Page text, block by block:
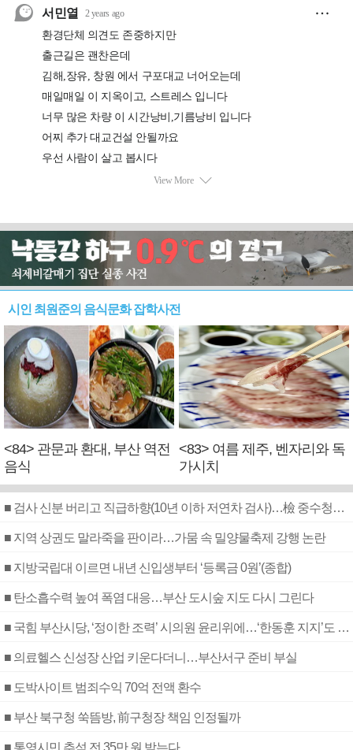
시인 최원준의 음식문화 잡학사전
<84> 관문과 환대, 부산 역전
음식
<83> 여름 제주, 벤자리와 독
가시치
■ 검사 신분 버리고 직급하향(10년 이하 저연차 검사)…檢 중수청행 기피
■ 지역 상권도 말라죽을 판이라…가뭄 속 밀양물축제 강행 논란
■ 지방국립대 이르면 내년 신입생부터 ‘등록금 0원’(종합)
■ 탄소흡수력 높여 폭염 대응…부산 도시숲 지도 다시 그린다
■ 국힘 부산시당, ‘정이한 조력’ 시의원 윤리위에…‘한동훈 지지’도 신고접수
■ 의료헬스 신성장 산업 키운다더니…부산서구 준비 부실
■ 도박사이트 범죄수익 70억 전액 환수
■ 부산 북구청 쑥뜸방, 前구청장 책임 인정될까